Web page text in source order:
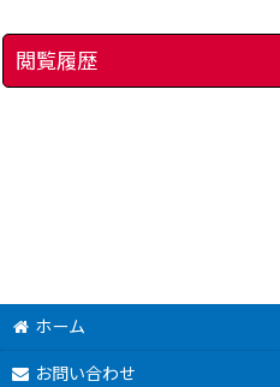
閲覧履歴
ホーム
お問い合わせ